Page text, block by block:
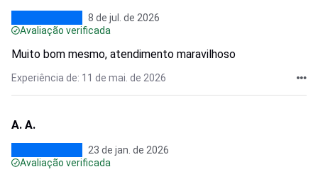
8 de jul. de 2026
Avaliação verificada
Muito bom mesmo, atendimento maravilhoso
Experiência de: 11 de mai. de 2026
A. A.
23 de jan. de 2026
Avaliação verificada